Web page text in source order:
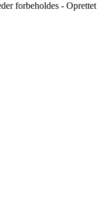
forbeholdes - Oprettet